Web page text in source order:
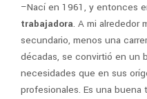
–Nací en 1961, y entonces
trabajadora. A mi alrededor
secundario, menos una
décadas, se convirtió en un
necesidades que en sus
profesionales. Es una